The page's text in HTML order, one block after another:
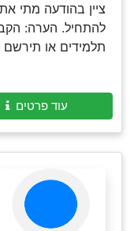
ציין בהודעה מתי
להתחיל. הערה:
תלמידים או תירשם
עוד פרטים